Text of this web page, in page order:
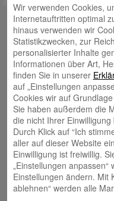
Kontakt
mail@sparkasse-
Telefon: 06062 500
Auch per WhatsApp
Neueste
Sparkassen Kino
Öffnungszeiten der
Herausragende
des
überzeugt mit
Wir verwenden Cookies,
Internetauftritten optimal
hinaus verwenden wir
Statistikzwecken, zur
personalisierter Inhalte
Informationen über Art,
finden Sie in unserer
auf „Einstellungen
Cookies wir auf
Sie haben außerdem die
die nicht Ihrer Einwilligung
Durch Klick auf “Ich
aller auf dieser Website
Einwilligung ist freiwillig.
„Einstellungen
Einstellungen ändern. Mit
ablehnen“ werden alle